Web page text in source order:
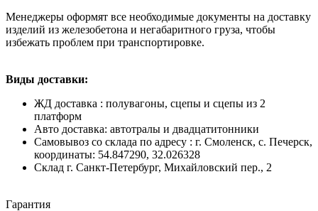
Менеджеры оформят все необходимые документы на доставку
изделий из железобетона и негабаритного груза, чтобы
избежать проблем при транспортировке.
Виды доставки:
ЖД доставка : полувагоны, сцепы и сцепы из 2
платформ
Авто доставка: автотралы и двадцатитонники
Самовывоз со склада по адресу : г. Смоленск, с. Печерск,
координаты: 54.847290, 32.026328
Cклад г. Санкт-Петербург, Михайловский пер., 2
Гарантия